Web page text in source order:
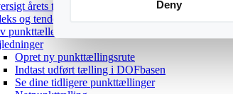
Deny
årets temaer
og tendenser
punkttæller
Opret ny punkttællingsrute
Indtast udført tælling i DOFbasen
Se dine tidligere punkttællinger